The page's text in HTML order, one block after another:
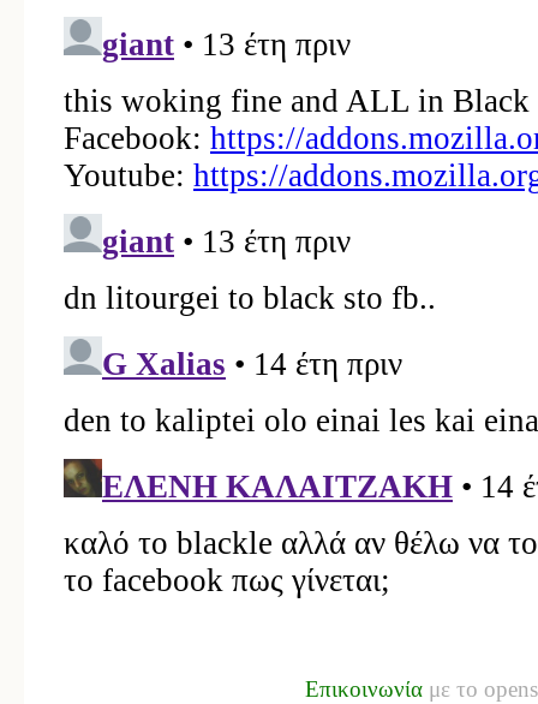
Επικοινωνία με το